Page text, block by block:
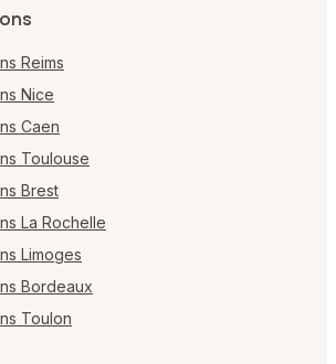
Reims
Nice
Caen
Toulouse
Brest
La Rochelle
Limoges
Bordeaux
Toulon